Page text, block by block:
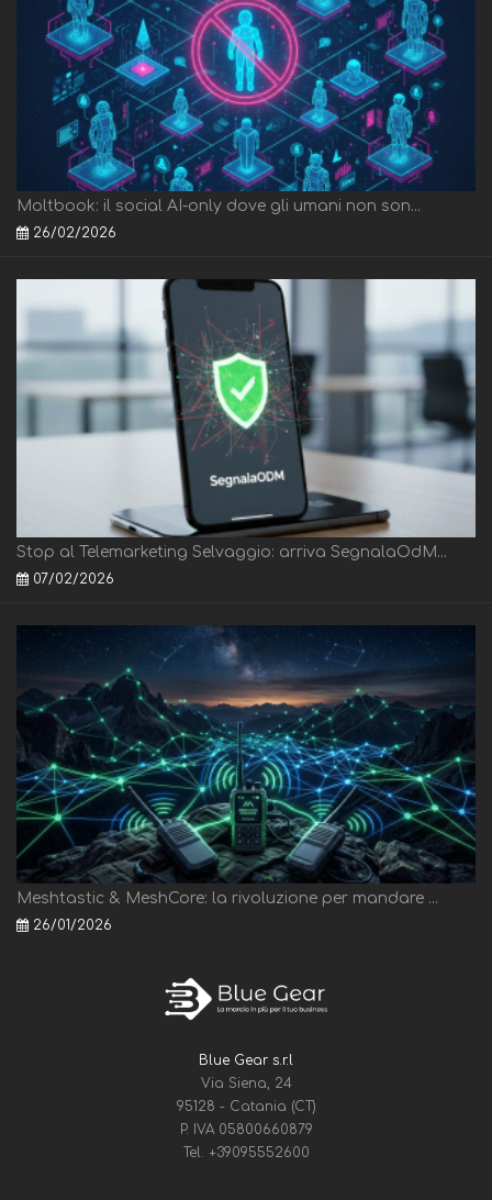
Moltbook: il social AI-only dove gli umani non son...
26/02/2026
Stop al Telemarketing Selvaggio: arriva SegnalaOdM...
07/02/2026
Meshtastic & MeshCore: la rivoluzione per mandare ...
26/01/2026
Blue Gear s.r.l
Via Siena, 24
95128 - Catania (CT)
P. IVA 05800660879
Tel. +39095552600